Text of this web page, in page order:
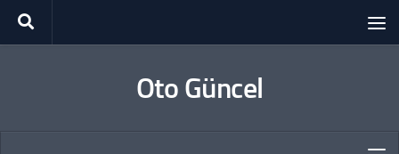
Skip to content
Oto Güncel